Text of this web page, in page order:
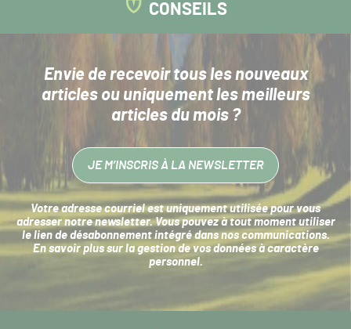
CONSEILS
Envie de recevoir tous les nouveaux
articlesou uniquement les meilleurs
articles du mois ?
JE M’INSCRIS À LA NEWSLETTER
Votre adresse courriel est uniquement utilisée pour vous
adresser notre newsletter. Vous pouvez à tout moment utiliser
le lien de désabonnement intégré dans nos communications.
En savoir plus sur la gestion de vos données à caractère
personnel.